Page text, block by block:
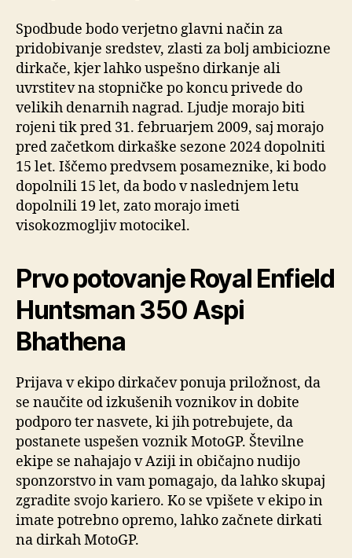
Spodbude bodo verjetno glavni način za
pridobivanje sredstev, zlasti za bolj ambiciozne
dirkače, kjer lahko uspešno dirkanje ali
uvrstitev na stopničke po koncu privede do
velikih denarnih nagrad. Ljudje morajo biti
rojeni tik pred 31. februarjem 2009, saj morajo
pred začetkom dirkaške sezone 2024 dopolniti
15 let. Iščemo predvsem posameznike, ki bodo
dopolnili 15 let, da bodo v naslednjem letu
dopolnili 19 let, zato morajo imeti
visokozmogljiv motocikel.
Prvo potovanje Royal Enfield
Huntsman 350 Aspi
Bhathena
Prijava v ekipo dirkačev ponuja priložnost, da
se naučite od izkušenih voznikov in dobite
podporo ter nasvete, ki jih potrebujete, da
postanete uspešen voznik MotoGP. Številne
ekipe se nahajajo v Aziji in običajno nudijo
sponzorstvo in vam pomagajo, da lahko skupaj
zgradite svojo kariero. Ko se vpišete v ekipo in
imate potrebno opremo, lahko začnete dirkati
na dirkah MotoGP.